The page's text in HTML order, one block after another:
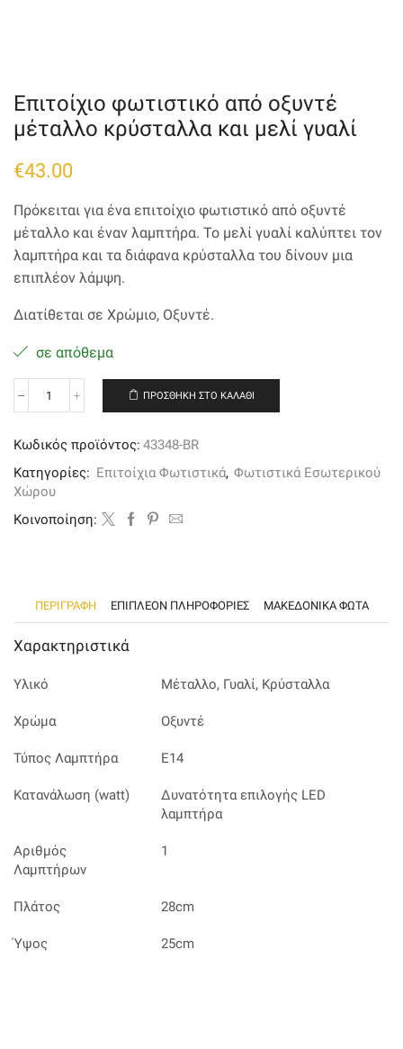
Επιτοίχιο φωτιστικό από οξυντέ
μέταλλο κρύσταλλα και μελί γυαλί
€43.00
Πρόκειται για ένα επιτοίχιο φωτιστικό από οξυντέ
μέταλλο και έναν λαμπτήρα. Το μελί γυαλί καλύπτει τον
λαμπτήρα και τα διάφανα κρύσταλλα του δίνουν μια
επιπλέον λάμψη.
Διατίθεται σε Χρώμιο, Οξυντέ.
σε απόθεμα
Επιτοίχιο
οξυντέ
μέταλλο
κρύσταλλα
και
μελί
ΠΡΟΣΘΉΚΗ ΣΤΟ ΚΑΛΆΘΙ
Κωδικός προϊόντος: 43348-BR
Κατηγορίες: Επιτοίχια Φωτιστικά, Φωτιστικά Εσωτερικού
Χώρου
Kοινοποίηση:
ΠΕΡΙΓΡΑΦΉ ΕΠΙΠΛΈΟΝ ΠΛΗΡΟΦΟΡΊΕΣ ΜΑΚΕΔΟΝΙΚΑ ΦΩΤΑ
Χαρακτηριστικά
Υλικό Μέταλλο, Γυαλί, Κρύσταλλα
Χρώμα Οξυντέ
Τύπος Λαμπτήρα Ε14
Κατανάλωση (watt)
Δυνατότητα επιλογής LED
λαμπτήρα
Αριθμός
Λαμπτήρων
1
Πλάτος 28cm
Ύψος 25cm